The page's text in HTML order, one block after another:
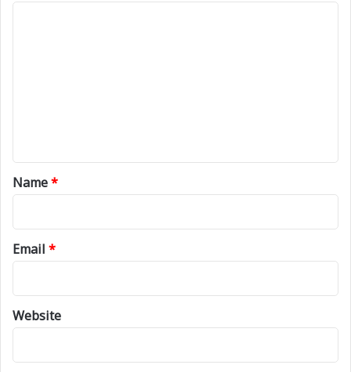
*
Name*
Email *
Website